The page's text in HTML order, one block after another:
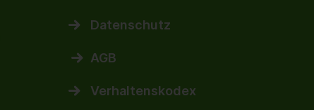
Datenschutz
AGB
Verhaltenskodex